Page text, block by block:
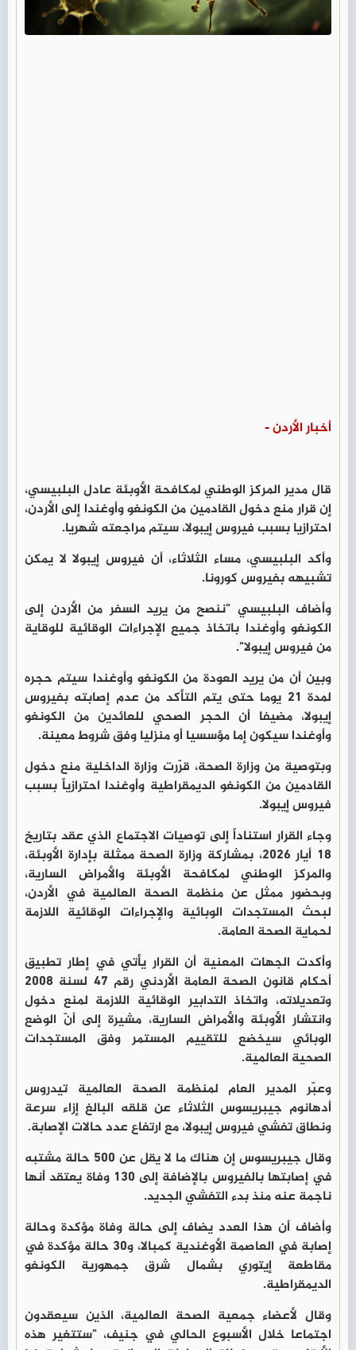
أخبار الأردن -
قال مدير المركز الوطني لمكافحة الأوبئة عادل البلبيسي،
إن قرار منع دخول القادمين من الكونغو وأوغندا إلى الأردن،
احترازيا بسبب فيروس إيبولا، سيتم مراجعته شهريا.
وأكد البلبيسي، مساء الثلاثاء، أن فيروس إيبولا لا يمكن
تشبيهه بفيروس كورونا.
وأضاف البلبيسي "ننصح من يريد السفر من الأردن إلى
الكونغو وأوغندا باتخاذ جميع الإجراءات الوقائية للوقاية
من فيروس إيبولا".
وبين أن من يريد العودة من الكونغو وأوغندا سيتم حجره
لمدة 21 يوما حتى يتم التأكد من عدم إصابته بفيروس
إيبولا، مضيفا أن الحجر الصحي للعائدين من الكونغو
وأوغندا سيكون إما مؤسسيا أو منزليا وفق شروط معينة.
وبتوصية من وزارة الصحة، قرّرت وزارة الداخلية منع دخول
القادمين من الكونغو الديمقراطية وأوغندا احترازياً بسبب
فيروس إيبولا.
وجاء القرار استناداً إلى توصيات الاجتماع الذي عقد بتاريخ
18 أيار 2026، بمشاركة وزارة الصحة ممثلة بإدارة الأوبئة،
والمركز الوطني لمكافحة الأوبئة والأمراض السارية،
وبحضور ممثل عن منظمة الصحة العالمية في الأردن،
لبحث المستجدات الوبائية والإجراءات الوقائية اللازمة
لحماية الصحة العامة.
وأكدت الجهات المعنية أن القرار يأتي في إطار تطبيق
أحكام قانون الصحة العامة الأردني رقم 47 لسنة 2008
وتعديلاته، واتخاذ التدابير الوقائية اللازمة لمنع دخول
وانتشار الأوبئة والأمراض السارية، مشيرة إلى أنّ الوضع
الوبائي سيخضع للتقييم المستمر وفق المستجدات
الصحية العالمية.
وعبّر المدير العام لمنظمة الصحة العالمية تيدروس
أدهانوم جيبريسوس الثلاثاء عن قلقه البالغ إزاء سرعة
ونطاق تفشي فيروس إيبولا، مع ارتفاع عدد حالات الإصابة.
وقال جيبريسوس إن هناك ما لا يقل عن 500 حالة مشتبه
في إصابتها بالفيروس بالإضافة إلى 130 وفاة يعتقد أنها
ناجمة عنه منذ بدء التفشي الجديد.
وأضاف أن هذا العدد يضاف إلى حالة وفاة مؤكدة وحالة
إصابة في العاصمة الأوغندية كمبالا، و30 حالة مؤكدة في
مقاطعة إيتوري بشمال شرق جمهورية الكونغو
الديمقراطية.
وقال لأعضاء جمعية الصحة العالمية، الذين سيعقدون
اجتماعا خلال الأسبوع الحالي في جنيف، "ستتغير هذه